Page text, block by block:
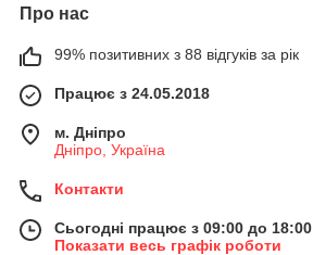
Про нас
99% позитивних з 88 відгуків за рік
Працює з 24.05.2018
м. Дніпро
Дніпро, Україна
Контакти
Сьогодні працює з 09:00 до 18:00
Показати весь графік роботи